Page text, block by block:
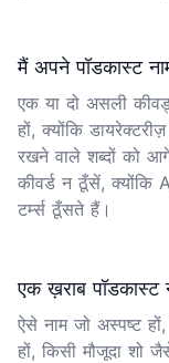
मैं अपने पॉडकास्ट
एक या दो असली
हों, क्योंकि
रखने वाले शब्दों को
कीवर्ड न ठूँसें, क्योंकि
टर्म्स ठूँसते हैं।
एक ख़राब पॉडकास्ट
ऐसे नाम जो अस्पष्ट
हों, किसी मौजूदा शो